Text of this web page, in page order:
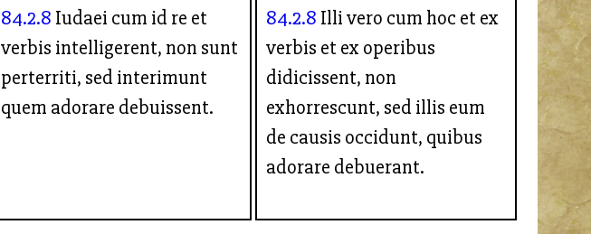
84.2.8 Iudaei cum id re et
verbis intelligerent, non sunt
perterriti, sed interimunt
quem adorare debuissent.
84.2.8 Illi vero cum hoc et ex
verbis et ex operibus
didicissent, non
exhorrescunt, sed illis eum
de causis occidunt, quibus
adorare debuerant.